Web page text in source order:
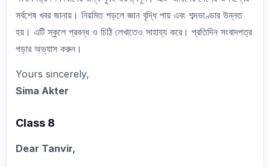
সর্বশেষ খবর জানায়। নিয়মিত পড়লে জ্ঞান বৃদ্ধি পায় এবং শব্দভাণ্ডার উন্নত
হয়। এটি স্কুলে প্রবন্ধ ও চিঠি লেখাতেও সাহায্য করে। প্রতিদিন সংবাদপত্র
পড়ার অভ্যাস করুন।
Yours sincerely,
Sima Akter
Class 8
Dear Tanvir,